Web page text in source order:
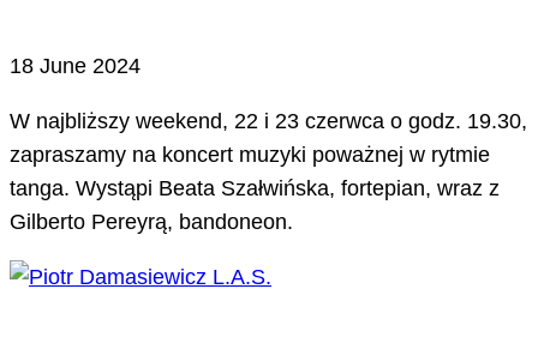
18 June 2024
W najbliższy weekend, 22 i 23 czerwca o godz. 19.30,
zapraszamy na koncert muzyki poważnej w rytmie
tanga. Wystąpi Beata Szałwińska, fortepian, wraz z
Gilberto Pereyrą, bandoneon.